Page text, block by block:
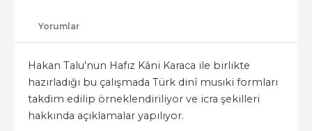
Yorumlar
Hakan Talu'nun Hafız Kâni Karaca ile birlikte
hazırladığı bu çalışmada Türk dinî musıki formları
takdim edilip örneklendiriliyor ve icra şekilleri
hakkında açıklamalar yapılıyor.